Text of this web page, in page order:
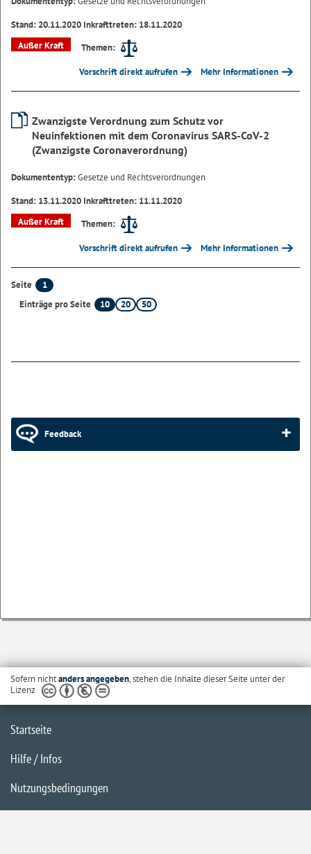
Stand: 20.11.2020 Inkrafttreten: 18.11.2020
Außer Kraft
Themen:
Vorschrift direkt aufrufen Mehr Informationen
Zwanzigste Verordnung zum Schutz vor
Neuinfektionen mit dem Coronavirus SARS-CoV-2
(Zwanzigste Coronaverordnung)
Dokumententyp:Gesetze und Rechtsverordnungen
Stand: 13.11.2020 Inkrafttreten: 11.11.2020
Außer Kraft
Themen:
Vorschrift direkt aufrufen Mehr Informationen
Seite
1
Einträge pro Seite
10 20 50
Feedback
Sofern nichtanders angegeben, stehen die Inhalte dieser Seite unter der
Lizenz
Startseite
Hilfe / Infos
Nutzungsbedingungen